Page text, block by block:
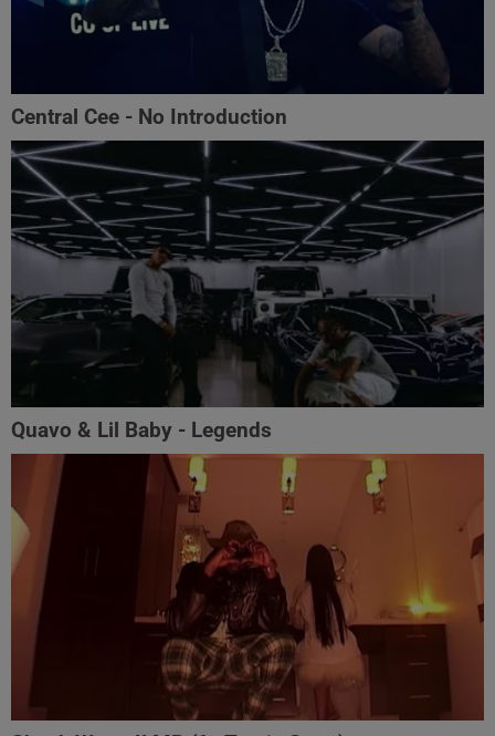
Central Cee - No Introduction
Quavo & Lil Baby - Legends